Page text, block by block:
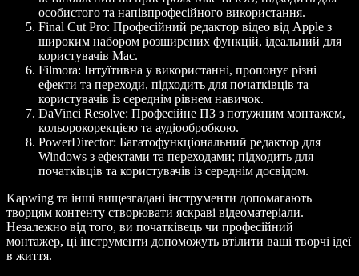
особистого та напівпрофесійного використання.
Final Cut Pro: Професійний редактор відео від Apple з
широким набором розширених функцій, ідеальний для
користувачів Mac.
Filmora: Інтуїтивна у використанні, пропонує різні
ефекти та переходи, підходить для початківців та
користувачів із середнім рівнем навичок.
DaVinci Resolve: Професійне ПЗ з потужним монтажем,
кольорокорекцією та аудіообробкою.
PowerDirector: Багатофункціональний редактор для
Windows з ефектами та переходами; підходить для
початківців та користувачів із середнім досвідом.
Kapwing та інші вищезгадані інструменти допомагають
творцям контенту створювати яскраві відеоматеріали.
Незалежно від того, ви початківець чи професійний
монтажер, ці інструменти допоможуть втілити ваші творчі ідеї
в життя.